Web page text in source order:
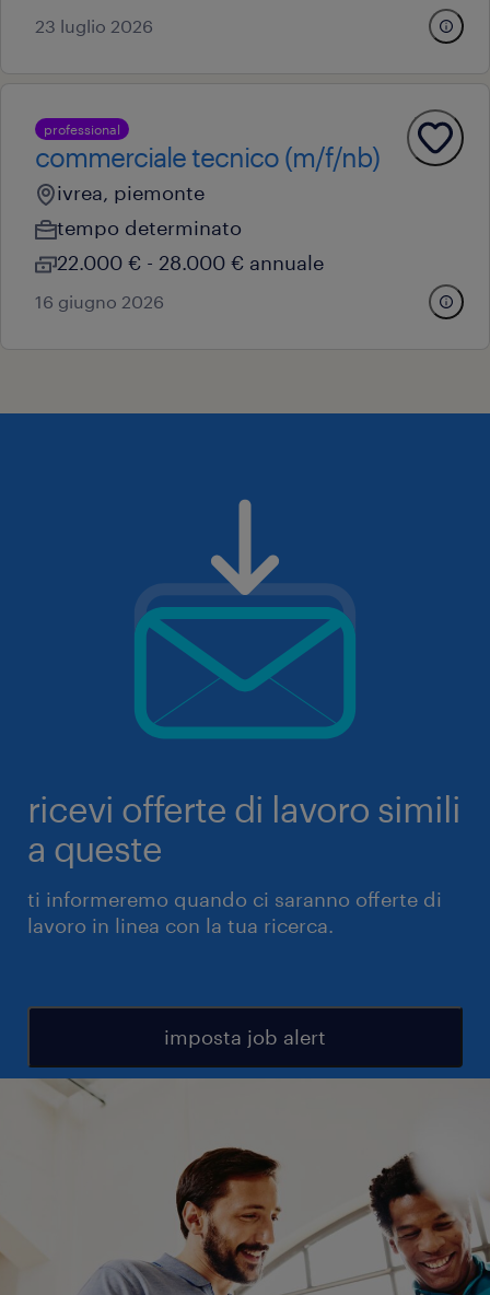
23 luglio 2026
professional
commerciale tecnico (m/f/nb)
ivrea, piemonte
tempo determinato
22.000 € - 28.000 € annuale
16 giugno 2026
ricevi offerte di lavoro simili
a queste
ti informeremo quando ci saranno offerte di
lavoro in linea con la tua ricerca.
imposta job alert